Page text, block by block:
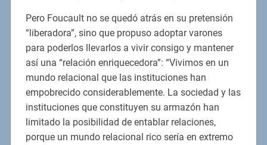
Pero Foucault no se quedó atrás en su pretensión
“liberadora”, sino que propuso adoptar varones
para poderlos llevarlos a vivir consigo y mantener
así una “relación enriquecedora”: “Vivimos en un
mundo relacional que las instituciones han
empobrecido considerablemente. La sociedad y las
instituciones que constituyen su armazón han
limitado la posibilidad de entablar relaciones,
porque un mundo relacional rico sería en extremo